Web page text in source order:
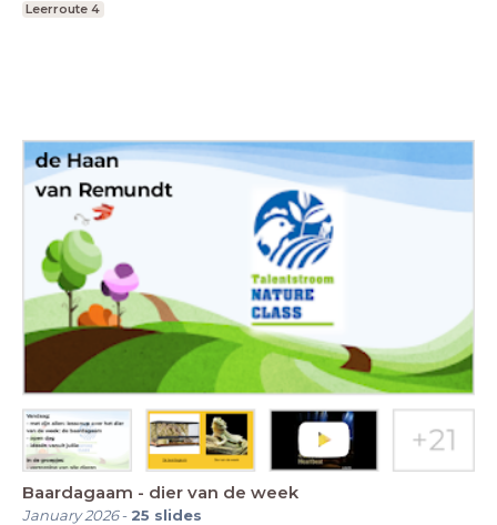
Leerroute 4
Baardagaam - dier van de week
January 2026- 25 slides